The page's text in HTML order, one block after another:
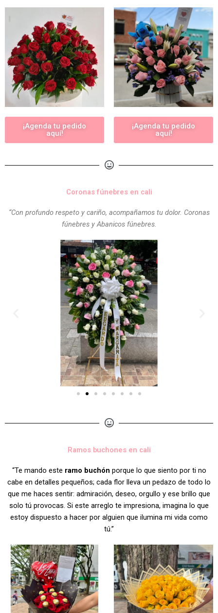
¡Agenda tu pedido
aquí!
¡Agenda tu pedido
aquí!
Coronas fúnebres en cali
“Con profundo respeto y cariño, acompañamos tu dolor. Coronas
fúnebres y Abanicos fúnebres.
Ramos buchones en cali
“Te mando este ramo buchón porque lo que siento por ti no
cabe en detalles pequeños; cada flor lleva un pedazo de todo lo
que me haces sentir: admiración, deseo, orgullo y ese brillo que
solo tú provocas. Si este arreglo te impresiona, imagina lo que
estoy dispuesto a hacer por alguien que ilumina mi vida como
tú.”